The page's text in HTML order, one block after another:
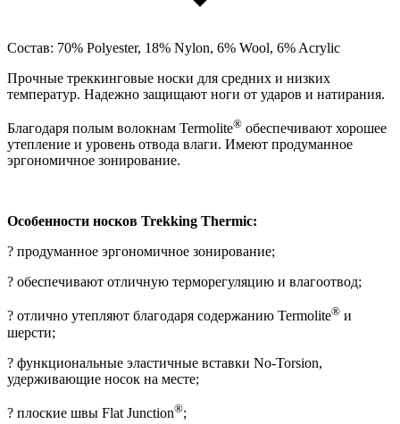
Состав: 70% Polyester, 18% Nylon, 6% Wool, 6% Acrylic
Прочные треккинговые носки для средних и низких
температур. Надежно защищают ноги от ударов и натирания.
Благодаря полым волокнам Termolite® обеспечивают хорошее
утепление и уровень отвода влаги. Имеют продуманное
эргономичное зонирование.
Особенности носков Trekking Thermic:
? продуманное эргономичное зонирование;
? обеспечивают отличную терморегуляцию и влагоотвод;
? отлично утепляют благодаря содержанию Termolite® и
шерсти;
? функциональные эластичные вставки No-Torsion,
удерживающие носок на месте;
? плоские швы Flat Junction®;